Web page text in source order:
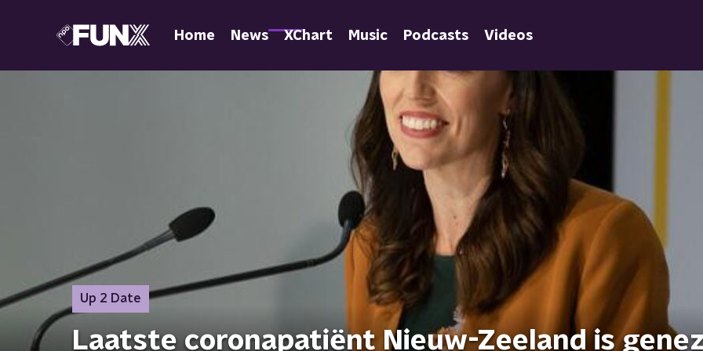
Home News XChart Music Podcasts Videos
Up 2 Date
Laatste coronapatiënt Nieuw-Zeeland is